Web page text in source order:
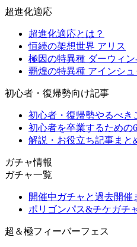
超進化適応
超進化適応とは？
恒続の架想世界 アリス
極因の特異種 ダーウィン
覇煌の特異種 アインシ
初心者・復帰勢向け記事
初心者・復帰勢やるべき
初心者を卒業するための
解説・お役立ち記事まと
ガチャ情報
ガチャ一覧
開催中ガチャと過去開催
ポリゴンパス&チケガチ
超＆極フィーバーフェス